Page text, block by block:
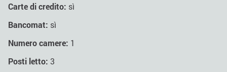
Carte di credito: sì
Bancomat: sì
Numero camere: 1
Posti letto: 3